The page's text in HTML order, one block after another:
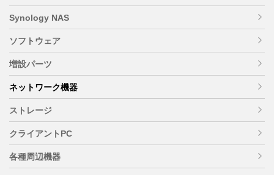
Synology NAS
ソフトウェア
増設パーツ
ネットワーク機器
ストレージ
クライアントPC
各種周辺機器